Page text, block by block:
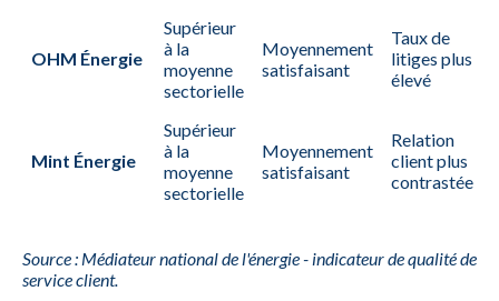
OHM Énergie
Supérieur
à la
moyenne
sectorielle
Moyennement
satisfaisant
Taux de
litiges plus
élevé
Mint Énergie
Supérieur
à la
moyenne
sectorielle
Moyennement
satisfaisant
Relation
client plus
contrastée
Source : Médiateur national de l'énergie - indicateur de qualité de
service client.